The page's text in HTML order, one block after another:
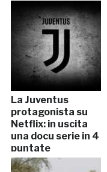
La Juventus
protagonista su
Netflix: in uscita
una docu serie in 4
puntate